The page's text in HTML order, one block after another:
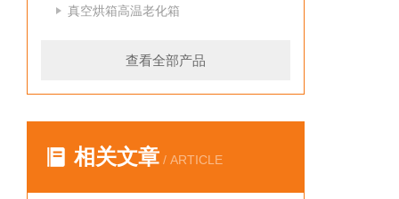
真空烘箱高温老化箱
查看全部产品
相关文章 / ARTICLE